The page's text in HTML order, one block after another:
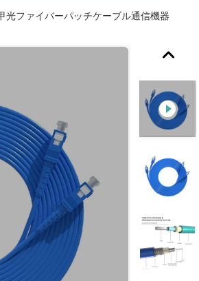
光ファイバーパッチケーブル通信機器